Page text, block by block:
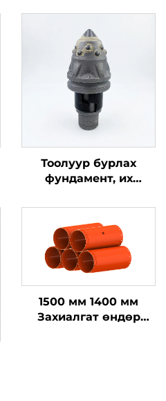
Тоолуур бурлах
фундамент, их
үзүүлэлтэй
булангийн цэцгүүд,
олон үндсэн бурлах
хэрэгsl
1500 мм 1400 мм
Захиалгат өндөр